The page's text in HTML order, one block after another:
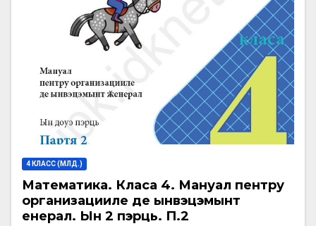
4 КЛАСС (МЛД.)
Математика. Класа 4. Мануал пентру
организацииле де ынвэцэмынт
ӂенерал. Ын 2 пэрць. П.2